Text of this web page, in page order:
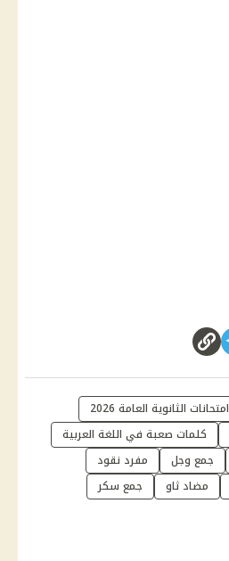
امتحانات الثانوية العامة 2026
كلمات صعبة في اللغة العربية
جمع وجل
مفرد نقود
مضاد ثاو جمع سكر